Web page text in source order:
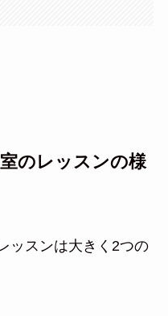
のレッスンの様
ッスンは大きく2つの